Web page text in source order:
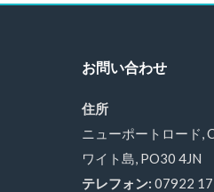
お問い合わせ
住所
ニューポートロード,
ワイト島, PO30 4JN
テレフォン: 07922